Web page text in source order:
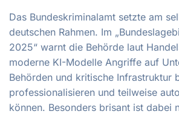
Das Bundeskriminalamt setzte am
deutschen Rahmen. Im
2025“ warnt die Behörde laut
moderne KI-Modelle Angriffe auf
Behörden und kritische Infrastruktur
professionalisieren und teilweise
können. Besonders brisant ist dabei